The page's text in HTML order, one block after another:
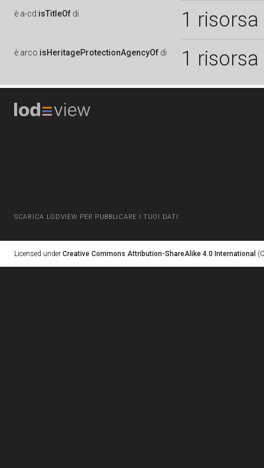
è a-cd:isTitleOf di 1 risorsa
è arco:isHeritageProtectionAgencyOf di 1 risorsa
SCARICA LODVIEW PER PUBBLICARE I TUOI DATI
Licensed under Creative Commons Attribution-ShareAlike 4.0 International